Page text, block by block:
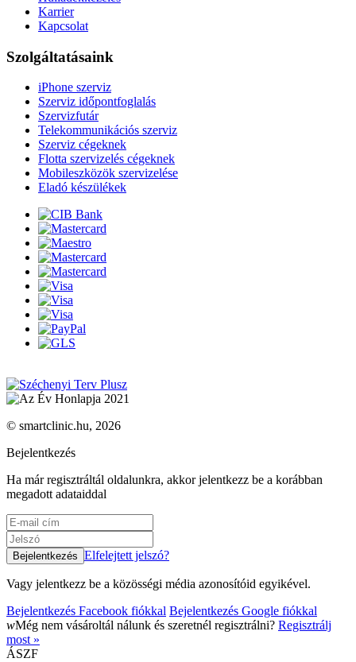
Karrier
Kapcsolat
Szolgáltatásaink
iPhone szerviz
Szerviz időpontfoglalás
Szervizfutár
Telekommunikációs szerviz
Szerviz cégeknek
Flotta szervizelés cégeknek
Mobileszközök szervizelése
Eladó készülékek
© smartclinic.hu, 2026
Bejelentkezés
Ha már regisztráltál oldalunkra, akkor jelentkezz be a korábban
megadott adataiddal
Elfelejtett jelszó?
Vagy jelentkezz be a közösségi média azonosítóid egyikével.
Bejelentkezés Facebook fiókkal Bejelentkezés Google fiókkal
wMég nem vásároltál nálunk és szeretnél regisztrálni? Regisztrálj
most »
ÁSZF